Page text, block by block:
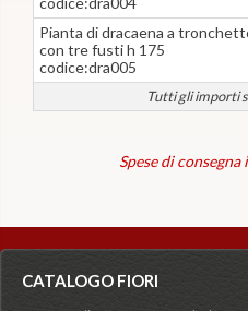
Tutti gli importi
Pianta di dracaena a
con tre fusti h 175
codice:dra005
Spese di
CATALOGO FIORI